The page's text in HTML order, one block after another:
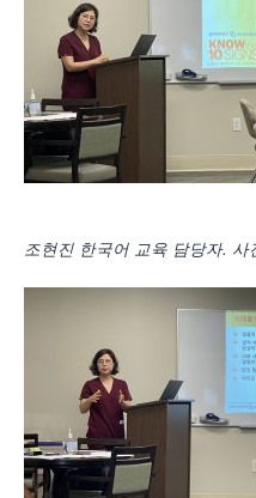
조현진 한국어 교육 담당자. 사